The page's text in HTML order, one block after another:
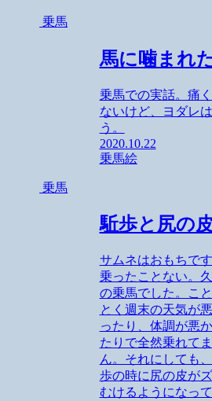
乗馬
馬に噛まれ
乗馬での実話。痛
ないけど、ヨダレ
う。
2020.10.22
乗馬絵
乗馬
駈歩と尻の
サムネはおもちです
乗ったことない。
の乗馬でした。こ
とく週末の天気が
ったり、体調が悪
たりで全然乗れて
ん。それにしても
歩の時に尻の皮が
むけるようになっ